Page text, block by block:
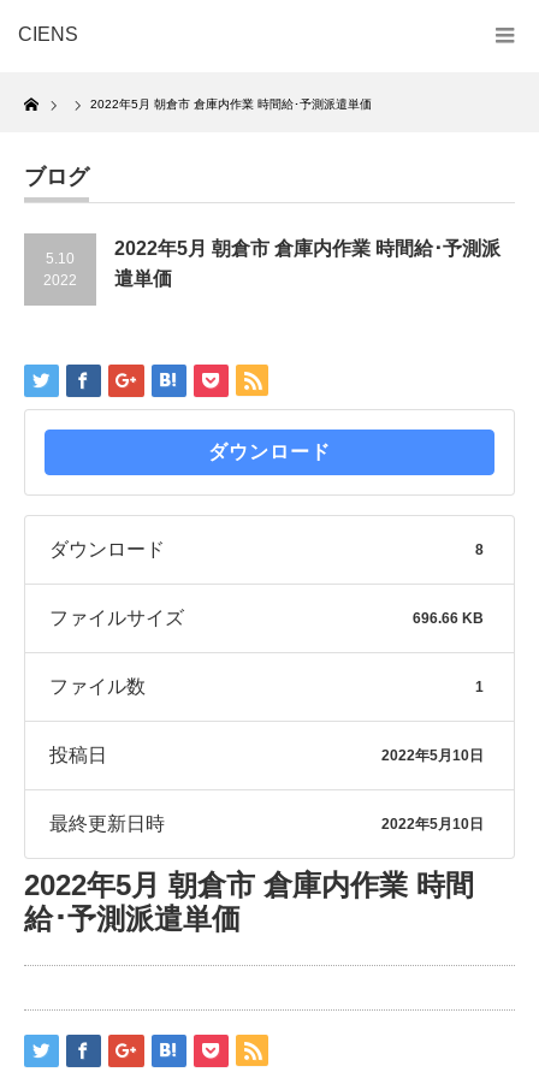
CIENS
Home
2022年5月 朝倉市 倉庫内作業 時間給･予測派遣単価
ブログ
5.10
2022
2022年5月 朝倉市 倉庫内作業 時間給･予測派
遣単価
ダウンロード
ダウンロード 8
ファイルサイズ 696.66 KB
ファイル数 1
投稿日 2022年5月10日
最終更新日時 2022年5月10日
2022年5月 朝倉市 倉庫内作業 時間
給･予測派遣単価